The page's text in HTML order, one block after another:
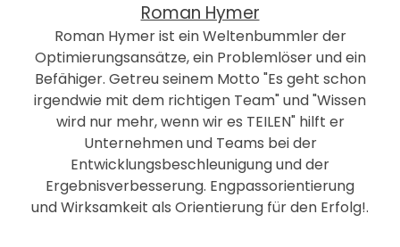
Roman Hymer
Roman Hymer ist ein Weltenbummler der
Optimierungsansätze, ein Problemlöser und ein
Befähiger. Getreu seinem Motto "Es geht schon
irgendwie mit dem richtigen Team" und "Wissen
wird nur mehr, wenn wir es TEILEN" hilft er
Unternehmen und Teams bei der
Entwicklungsbeschleunigung und der
Ergebnisverbesserung. Engpassorientierung
und Wirksamkeit als Orientierung für den Erfolg!.